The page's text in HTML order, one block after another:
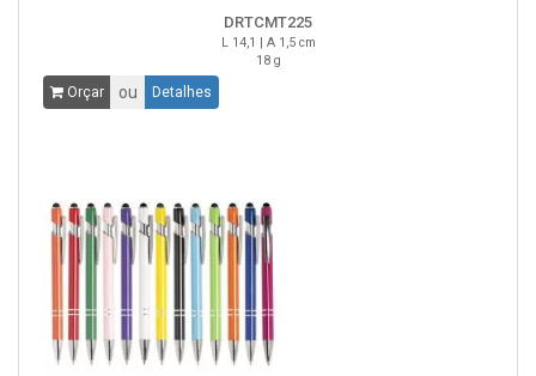
DRTCMT225
L 14,1 | A 1,5 cm
18 g
Orçar ou Detalhes